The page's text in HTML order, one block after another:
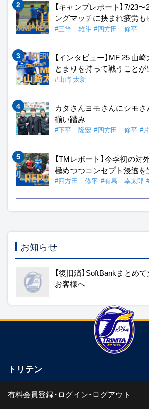
【キャンプレポート】7/23
ングマッチに挟まれ疲労も
#三竿 雄斗 #四方田 修平
【インタビュー】MF 25 山
とまりを持って戦うことが
#山崎 太新
カタさんヨモさんにシモさ
揃い踏み
#下平 隆宏 #四方田 修平 #
【TMレポート】今季初の対
極めつつコンセプト浸透を
#四方田 修平 #有馬 幸太郎
お知らせ
【復旧済】SoftBankまとめ
お客様へ
トリテン
有料会員登録・ログイン・ログアウト